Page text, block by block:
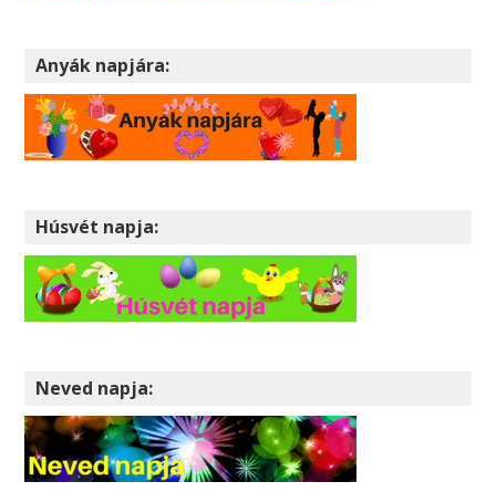
Anyák napjára:
Húsvét napja:
Neved napja: